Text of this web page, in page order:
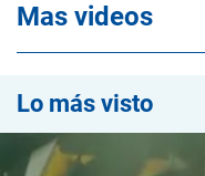
Mas videos
Lo más visto